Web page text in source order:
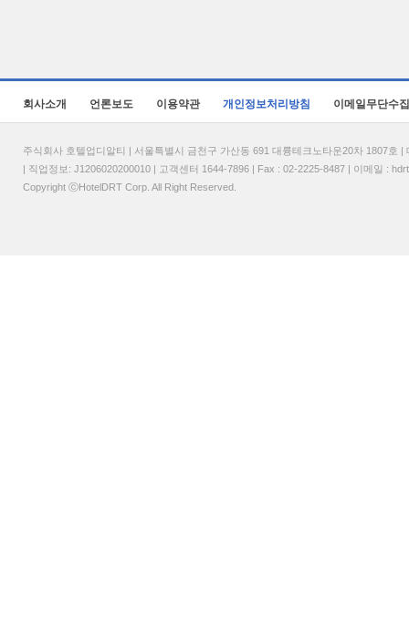
회사소개 언론보도 이용약관 개인정보처리방침 이메일무단수
주식회사 호텔업디알티 | 서울특별시 금천구 가산동 691 대륭테크노타운20차 1807
| 직업정보: J1206020200010 | 고객센터 1644-7896 | Fax : 02-2225-8487 | 이메일 :
Copyright ⓒHotelDRT Corp. All Right Reserved.